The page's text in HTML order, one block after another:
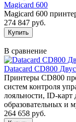
Magicard 600
Magicard 600
274 847 руб.
В сравнение
Datacard CD800
Принтеры CD800
систем контроля
лояльности, ID-
образовательных и
264 658 руб.